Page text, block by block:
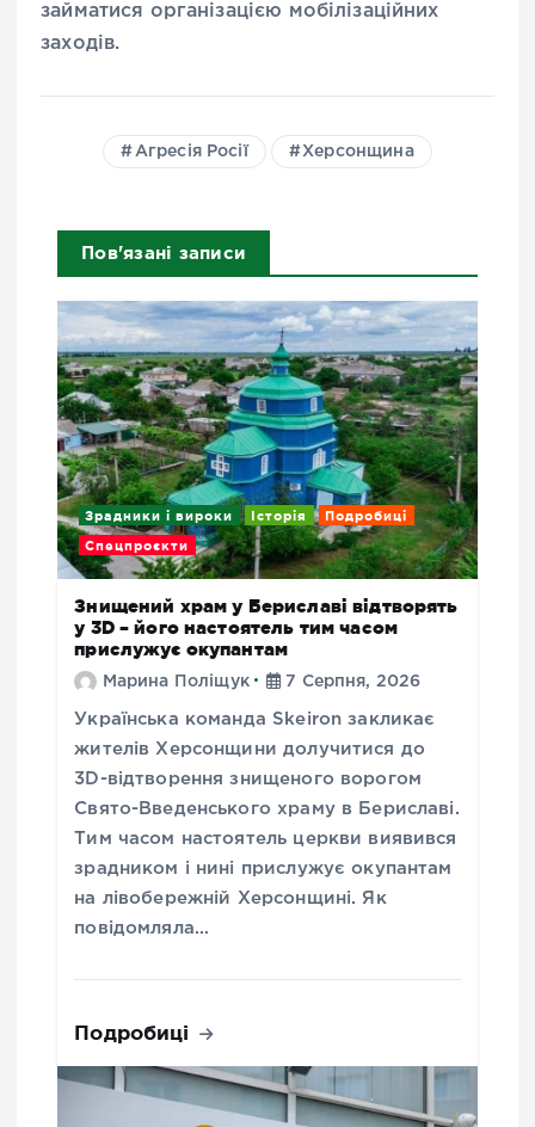
займатися організацією мобілізаційних
заходів.
Агресія Росії Херсонщина
Пов'язані записи
Зрадники і вироки Історія Подробиці
Спецпроєкти
Знищений храм у Бериславі відтворять
у 3D – його настоятель тим часом
прислужує окупантам
Марина Поліщук 7 Серпня, 2026
Українська команда Skeiron закликає
жителів Херсонщини долучитися до
3D-відтворення знищеного ворогом
Свято-Введенського храму в Бериславі.
Тим часом настоятель церкви виявився
зрадником і нині прислужує окупантам
на лівобережній Херсонщині. Як
повідомляла…
Подробиці